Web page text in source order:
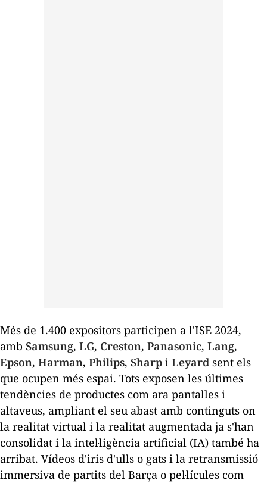
Més de 1.400 expositors participen a l'ISE 2024,
amb Samsung, LG, Creston, Panasonic, Lang,
Epson, Harman, Philips, Sharp i Leyardsent els
que ocupen més espai. Tots exposen les últimes
tendències de productes com ara pantalles i
altaveus, ampliant el seu abast amb continguts on
la realitat virtual i la realitat augmentada ja s'han
consolidat i la intel·ligència artificial (IA) també ha
arribat. Vídeos d'iris d'ulls o gats i la retransmissió
immersiva de partits del Barça o pel·lícules com